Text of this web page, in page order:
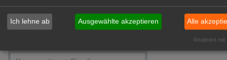
19.01.2023 - FNR: Torffreie Grabbepflanzung
03.01.2023 -
FNR: Nordostdeutschlands älteste
Rotbuchen wachsen in der Rostocker Heide
Ich lehne ab Ausgewählte akzeptieren Alle
Realisiert mit